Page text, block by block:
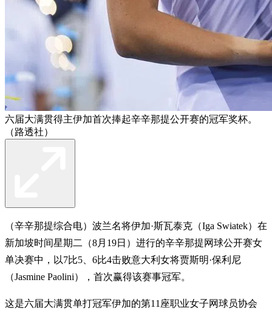
六届大满贯得主伊加首次捧起辛辛那提公开赛的冠军奖杯。
（路透社）
（辛辛那提综合电）波兰名将伊加·斯瓦泰克（Iga Swiatek）在
新加坡时间星期二（8月19日）进行的辛辛那提网球公开赛女
单决赛中，以7比5、6比4击败意大利女将贾斯明·保利尼
（Jasmine Paolini），首次赢得该赛事冠军。
这是六届大满贯单打冠军伊加的第11座职业女子网球员协会